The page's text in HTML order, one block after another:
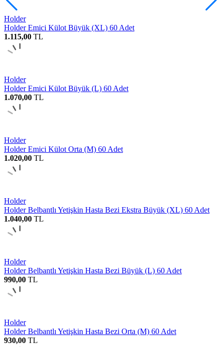
Holder
Holder Emici Külot Büyük (XL) 60 Adet
1.115,00 TL
Holder
Holder Emici Külot Büyük (L) 60 Adet
1.070,00 TL
Holder
Holder Emici Külot Orta (M) 60 Adet
1.020,00 TL
Holder
Holder Belbantlı Yetişkin Hasta Bezi Ekstra Büyük (XL) 60 Adet
1.040,00 TL
Holder
Holder Belbantlı Yetişkin Hasta Bezi Büyük (L) 60 Adet
990,00 TL
Holder
Holder Belbantlı Yetişkin Hasta Bezi Orta (M) 60 Adet
930,00 TL